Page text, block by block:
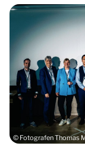
© Fotografen Thomas